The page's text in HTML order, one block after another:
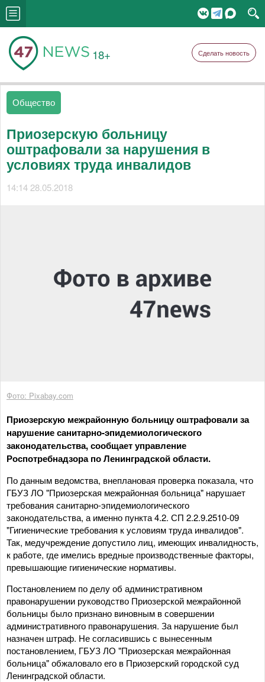
18+ Сделать новость
Общество
Приозерскую больницу
оштрафовали за нарушения в
условиях труда инвалидов
14:14 28.05.2018
Фото: Pixabay.com
Приозерскую межрайонную больницу оштрафовали за
нарушение санитарно-эпидемиологического
законодательства, сообщает управление
Роспотребнадзора по Ленинградской области.
По данным ведомства, внеплановая проверка показала, что
ГБУЗ ЛО "Приозерская межрайонная больница" нарушает
требования санитарно-эпидемиологического
законодательства, а именно пункта 4.2. СП 2.2.9.2510-09
"Гигиенические требования к условиям труда инвалидов".
Так, медучреждение допустило лиц, имеющих инвалидность,
к работе, где имелись вредные производственные факторы,
превышающие гигиенические нормативы.
Постановлением по делу об административном
правонарушении руководство Приозерской межрайонной
больницы было признано виновным в совершении
административного правонарушения. За нарушение был
назначен штраф. Не согласившись с вынесенным
постановлением, ГБУЗ ЛО "Приозерская межрайонная
больница" обжаловало его в Приозерский городской суд
Ленинградской области.